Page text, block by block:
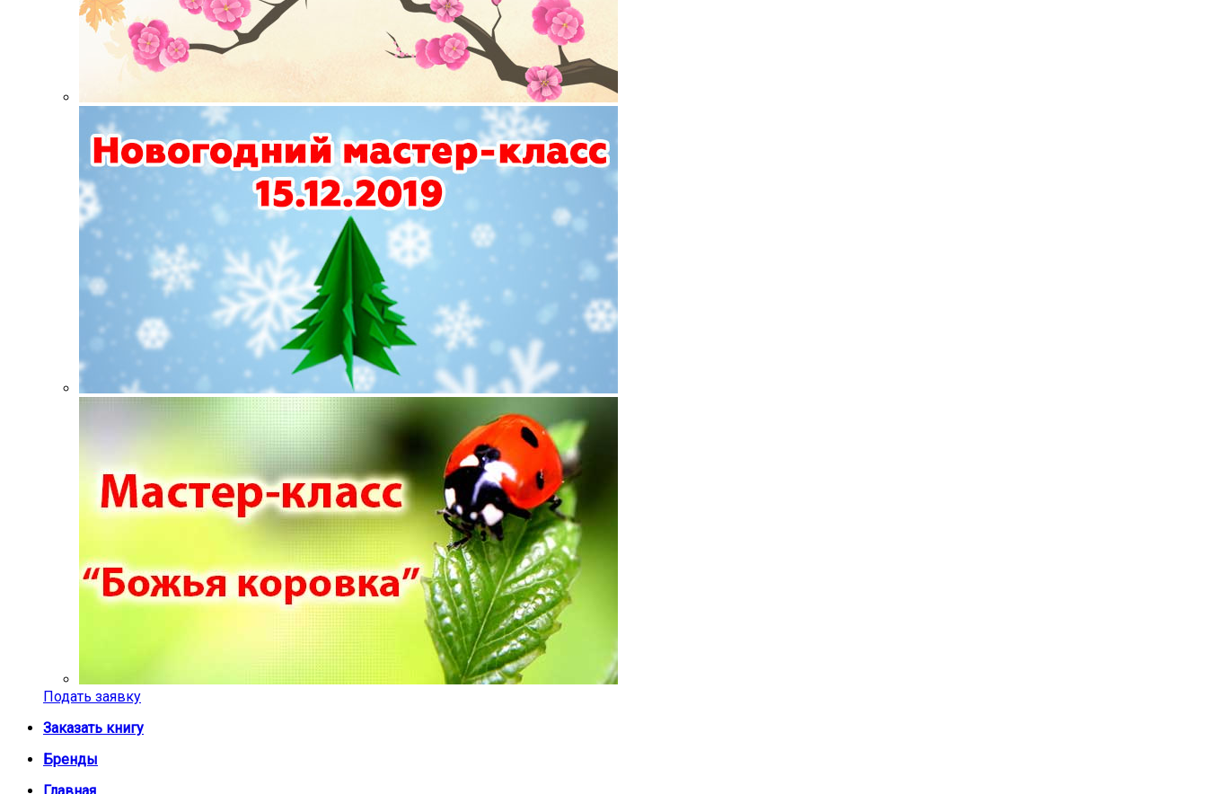
Подать заявку
Заказать книгу
Бренды